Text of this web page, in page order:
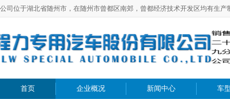
公司位于湖北省随州市，在随州市曾都区南郊，曾都经济技术开发区均有生产
首页 企业概况 新闻中心 车